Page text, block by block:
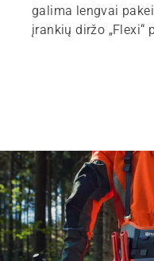
galima lengvai
įrankių diržo „Flexi“